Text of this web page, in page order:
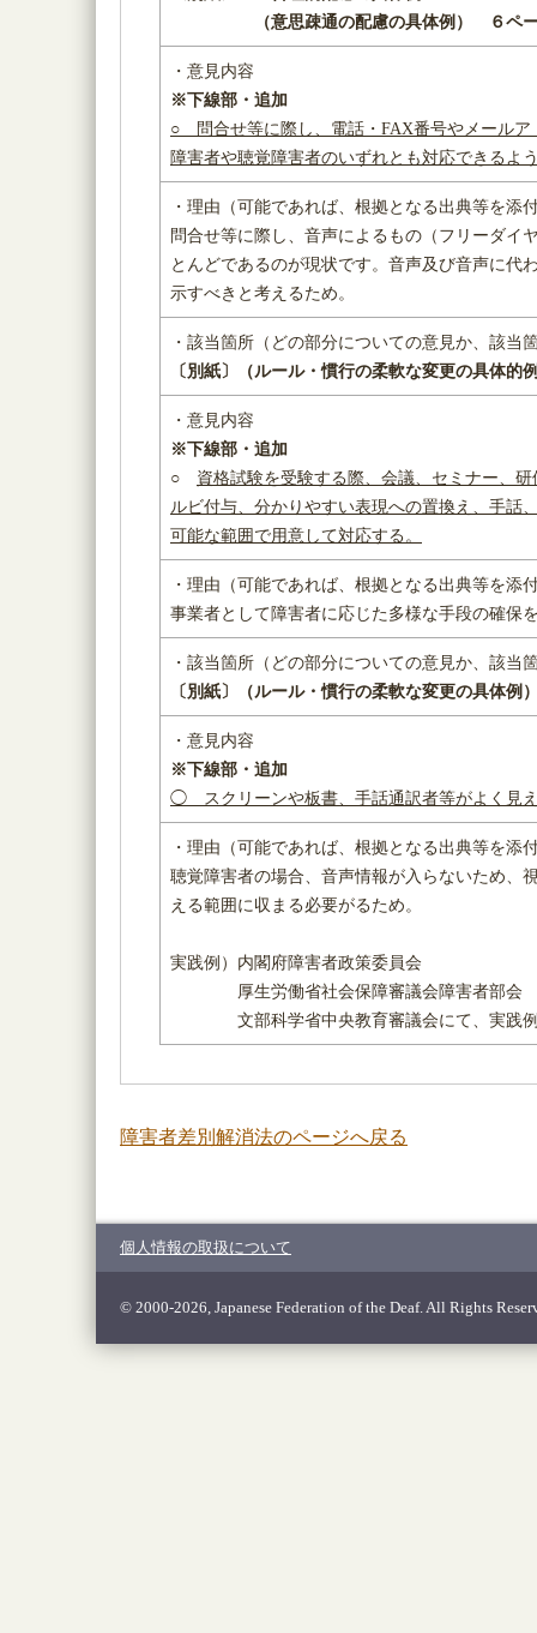
（意思疎通の配慮の具体例） ６ペ
・意見内容
※下線部・追加
○ 問合せ等に際し、電話・FAX番号やメールア
障害者や聴覚障害者のいずれとも対応できるよ
・理由（可能であれば、根拠となる出典等を添
問合せ等に際し、音声によるもの（フリーダイ
とんどであるのが現状です。音声及び音声に代
示すべきと考えるため。
・該当箇所（どの部分についての意見か、該当
〔別紙〕（ルール・慣行の柔軟な変更の具体
・意見内容
※下線部・追加
○ 資格試験を受験する際、会議、セミナー、
ルビ付与、分かりやすい表現への置換え、手話
可能な範囲で用意して対応する。
・理由（可能であれば、根拠となる出典等を添
事業者として障害者に応じた多様な手段の確保
・該当箇所（どの部分についての意見か、該当
〔別紙〕（ルール・慣行の柔軟な変更の具体
・意見内容
※下線部・追加
◯ スクリーンや板書、手話通訳者等がよく見
・理由（可能であれば、根拠となる出典等を添
聴覚障害者の場合、音声情報が入らないため、
える範囲に収まる必要がるため。
実践例）内閣府障害者政策委員会
厚生労働省社会保障審議会障害者部会
文部科学省中央教育審議会にて、実践例
障害者差別解消法のページへ戻る
個人情報の取扱について
© 2000-2026, Japanese Federation of the Deaf. All Rights